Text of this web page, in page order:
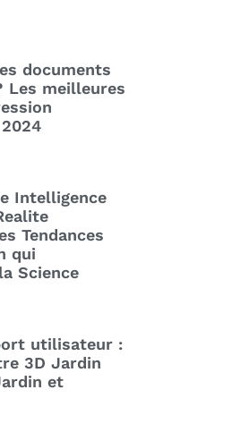
documents
Les meilleures
Intelligence
Tendances
qui
Science
utilisateur :
3D Jardin
et